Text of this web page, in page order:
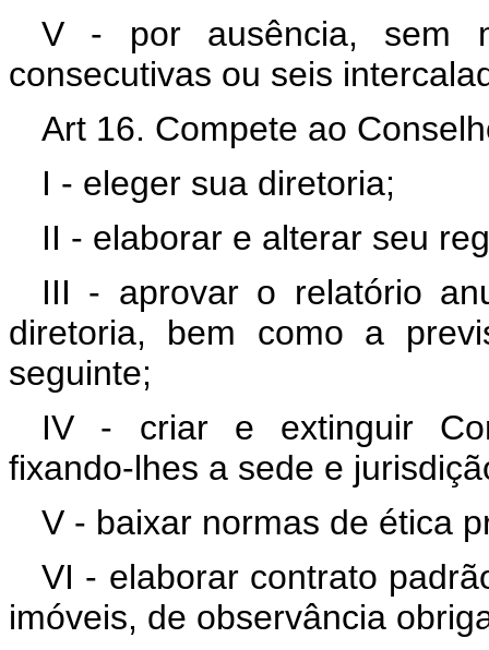
V - por ausência, sem
consecutivas ou seis
Art 16. Compete ao
I - eleger sua diretoria;
II - elaborar e alterar seu
III - aprovar o relatório
diretoria, bem como a
seguinte;
IV - criar e extinguir
fixando-lhes a sede e
V - baixar normas de ética
VI - elaborar contrato
imóveis, de observância